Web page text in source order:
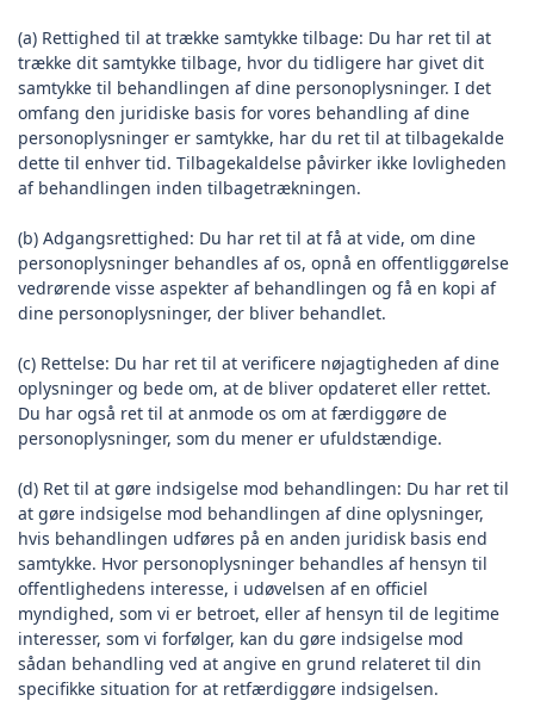
(a) Rettighed til at trække samtykke tilbage: Du har ret til at
trække dit samtykke tilbage, hvor du tidligere har givet dit
samtykke til behandlingen af dine personoplysninger. I det
omfang den juridiske basis for vores behandling af dine
personoplysninger er samtykke, har du ret til at tilbagekalde
dette til enhver tid. Tilbagekaldelse påvirker ikke lovligheden
af behandlingen inden tilbagetrækningen.
(b) Adgangsrettighed: Du har ret til at få at vide, om dine
personoplysninger behandles af os, opnå en offentliggørelse
vedrørende visse aspekter af behandlingen og få en kopi af
dine personoplysninger, der bliver behandlet.
(c) Rettelse: Du har ret til at verificere nøjagtigheden af dine
oplysninger og bede om, at de bliver opdateret eller rettet.
Du har også ret til at anmode os om at færdiggøre de
personoplysninger, som du mener er ufuldstændige.
(d) Ret til at gøre indsigelse mod behandlingen: Du har ret til
at gøre indsigelse mod behandlingen af dine oplysninger,
hvis behandlingen udføres på en anden juridisk basis end
samtykke. Hvor personoplysninger behandles af hensyn til
offentlighedens interesse, i udøvelsen af en officiel
myndighed, som vi er betroet, eller af hensyn til de legitime
interesser, som vi forfølger, kan du gøre indsigelse mod
sådan behandling ved at angive en grund relateret til din
specifikke situation for at retfærdiggøre indsigelsen.